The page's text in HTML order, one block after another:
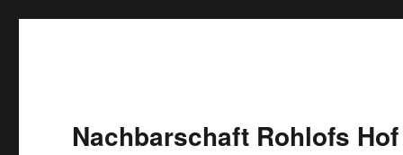
Nachbarschaft Rohlofs Hof